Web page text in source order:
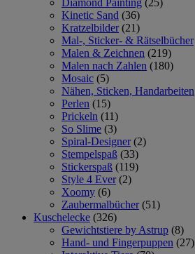
Diamond Painting (25)
Kinetic Sand (36)
Kratzelbilder (21)
Mal-, Sticker- & Rätselbücher
Malen & Zeichnen (219)
Malen nach Zahlen (180)
Mosaic (5)
Nähen, Sticken, Handarbeiten
Perlen (15)
Prickeln (11)
So Slime (3)
Spiral-Designer (2)
Stempelspaß (33)
Stickerspaß (119)
Style 4 Ever (2)
Xoomy (6)
Zaubermalbücher (51)
Kuschelecke (326)
Gewichtstiere by Astrup (8)
Hand- und Fingerpuppen (27)